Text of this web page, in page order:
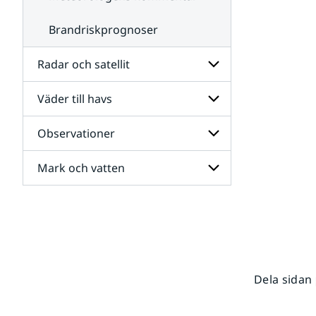
Brandriskprognoser
Radar och satellit
Undersidor
för
Radar
och
satellit
Väder till havs
Undersidor
för
Väder
till
havs
Observationer
Undersidor
för
Mark och vatten
Dela sidan